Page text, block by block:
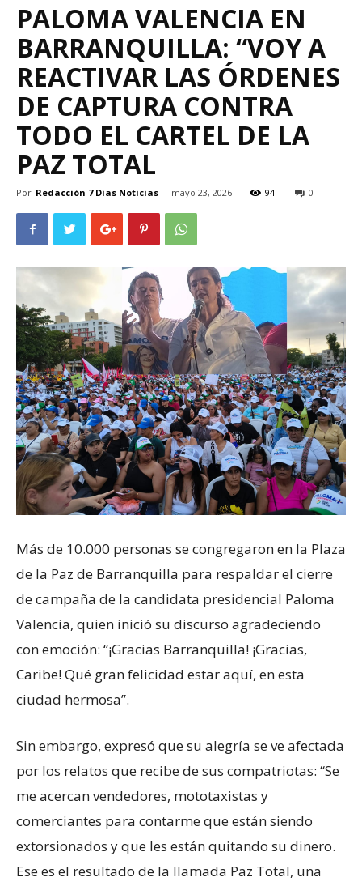
PALOMA VALENCIA EN
BARRANQUILLA: “VOY A
REACTIVAR LAS ÓRDENES
DE CAPTURA CONTRA
TODO EL CARTEL DE LA
PAZ TOTAL
Por Redacción 7 Días Noticias - mayo 23, 2026 94 0
Más de 10.000 personas se congregaron en la Plaza
de la Paz de Barranquilla para respaldar el cierre
de campaña de la candidata presidencial Paloma
Valencia, quien inició su discurso agradeciendo
con emoción: “¡Gracias Barranquilla! ¡Gracias,
Caribe! Qué gran felicidad estar aquí, en esta
ciudad hermosa”.
Sin embargo, expresó que su alegría se ve afectada
por los relatos que recibe de sus compatriotas: “Se
me acercan vendedores, mototaxistas y
comerciantes para contarme que están siendo
extorsionados y que les están quitando su dinero.
Ese es el resultado de la llamada Paz Total, una